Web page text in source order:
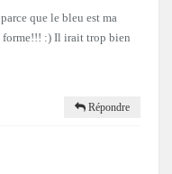
que le bleu est ma
forme!!! :) Il irait trop bien
Répondre